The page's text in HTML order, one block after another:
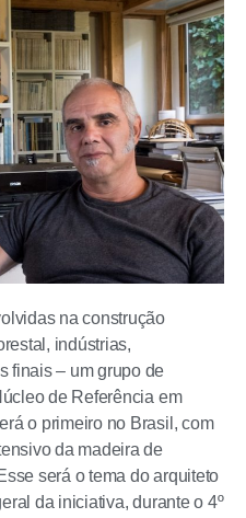
na construção
indústrias,
finais – um grupo de
de Referência em
o primeiro no Brasil, com
da madeira de
será o tema do arquiteto
da iniciativa, durante o 4º